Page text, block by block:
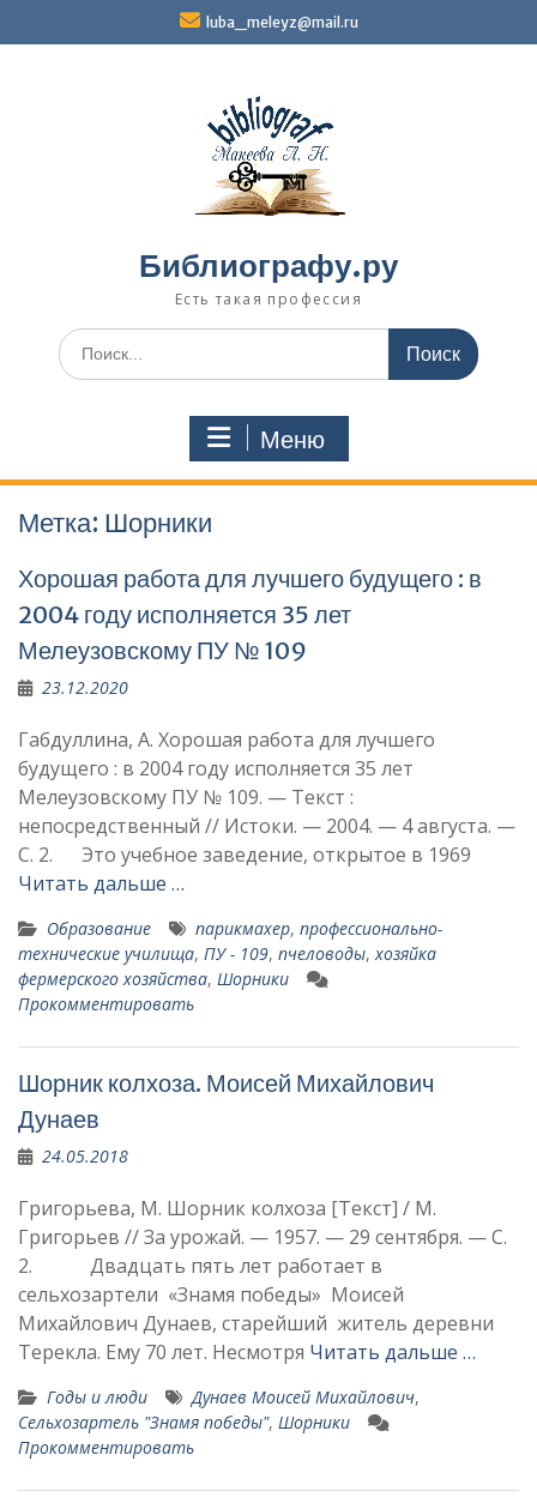
luba_meleyz@mail.ru
Библиографу.ру
Есть такая профессия
Поиск
по:
Меню
Метка: Шорники
Хорошая работа для лучшего будущего : в
2004 году исполняется 35 лет
Мелеузовскому ПУ № 109
23.12.2020
Габдуллина, А. Хорошая работа для лучшего
будущего : в 2004 году исполняется 35 лет
Мелеузовскому ПУ № 109. — Текст :
непосредственный // Истоки. — 2004. — 4 августа. —
С. 2. Это учебное заведение, открытое в 1969
Читать дальше …
Образование па­рикмахер, профессионально-
технические училища, ПУ - 109, пчеловоды,хозяйка
фермерского хозяйства, Шорники
Прокомментировать
Шорник колхоза. Моисей Михайлович
Дунаев
24.05.2018
Григорьева, М. Шорник колхоза [Текст] / М.
Григорьев // За урожай. — 1957. — 29 сентября. — С.
2. Двадцать пять лет работает в
сельхозартели «Знамя победы» Моисей
Михайлович Дунаев, старейший житель деревни
Терекла. Ему 70 лет. Несмотря Читать дальше …
Годы и люди Дунаев Моисей Михайлович,
Сельхозартель "Знамя победы", Шорники
Прокомментировать